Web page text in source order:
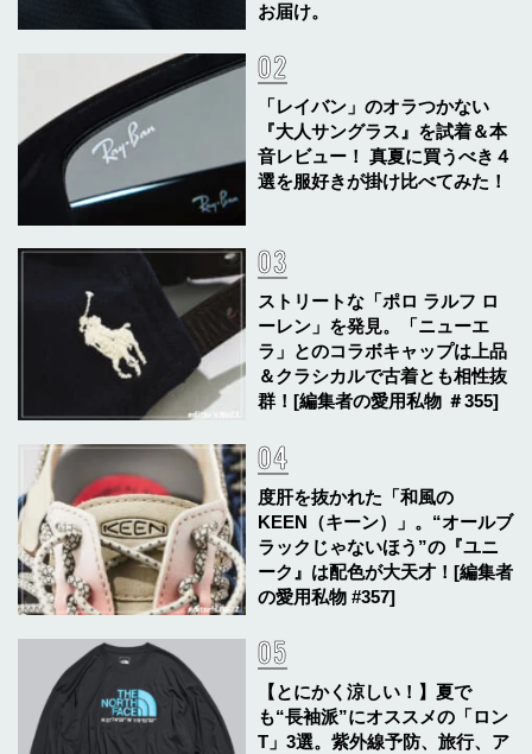
お届け。
「レイバン」のオラつかない
『大人サングラス』を試着＆本
音レビュー！ 真夏に買うべき４
選を服好きが掛け比べてみた！
ストリートな「ポロ ラルフ ロ
ーレン」を発見。「ニューエ
ラ」とのコラボキャップは上品
＆クラシカルで古着とも相性抜
群！[編集者の愛用私物 ＃355]
度肝を抜かれた「和風の
KEEN（キーン）」。“オールブ
ラックじゃないほう”の『ユニ
ーク』は配色が大天才！[編集者
の愛用私物 #357]
【とにかく涼しい！】夏で
も“長袖派”にオススメの「ロン
T」3選。紫外線予防、旅行、ア